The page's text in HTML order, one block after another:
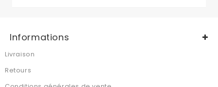
Informations
Livraison
Retours